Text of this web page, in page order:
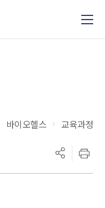
바이오헬스 교육과정